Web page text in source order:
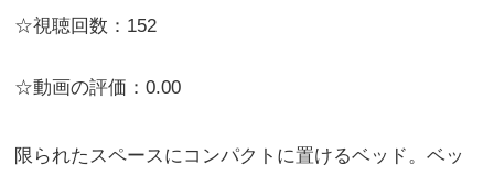
☆視聴回数：152
☆動画の評価：0.00
限られたスペースにコンパクトに置けるベッド。ベッ